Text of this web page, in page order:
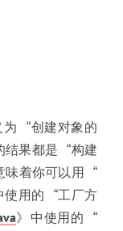
为 “创建对象的
结果都是 “构建
味着你可以用 “
使用的 “工厂方
》 中使用的 “